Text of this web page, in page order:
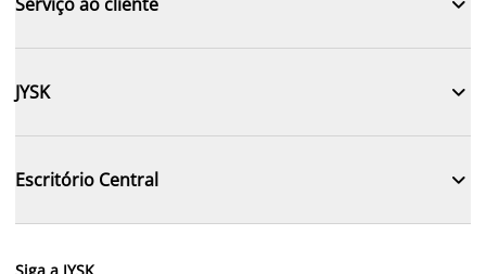
JYSK 
Escritório Central 